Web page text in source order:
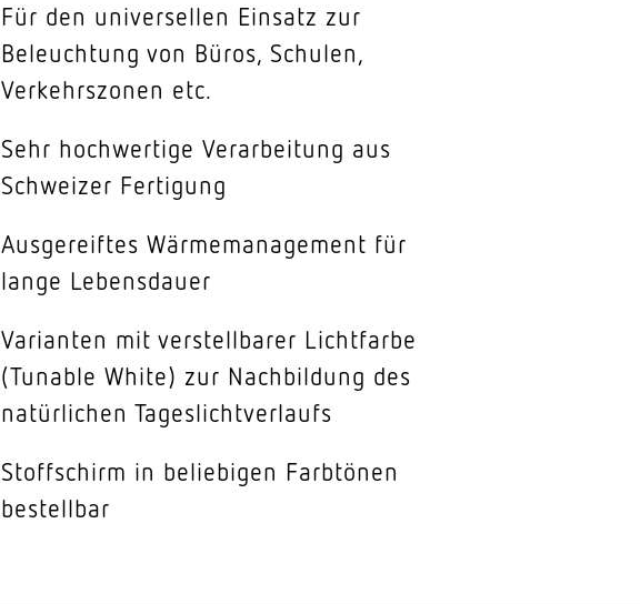
Für den universellen Einsatz zur
Beleuchtung von Büros, Schulen,
Verkehrszonen etc.
Sehr hochwertige Verarbeitung aus
Schweizer Fertigung
Ausgereiftes Wärmemanagement für
lange Lebensdauer
Varianten mit verstellbarer Lichtfarbe
(Tunable White) zur Nachbildung des
natürlichen Tageslichtverlaufs
Stoffschirm in beliebigen Farbtönen
bestellbar